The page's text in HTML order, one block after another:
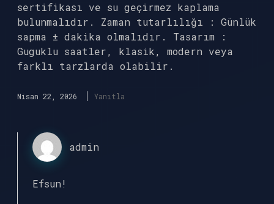
sertifikası ve su geçirmez kaplama
bulunmalıdır. Zaman tutarlılığı : Günlük
sapma ± dakika olmalıdır. Tasarım :
Guguklu saatler, klasik, modern veya
farklı tarzlarda olabilir.
Nisan 22, 2026 Yanıtla
admin
Efsun!